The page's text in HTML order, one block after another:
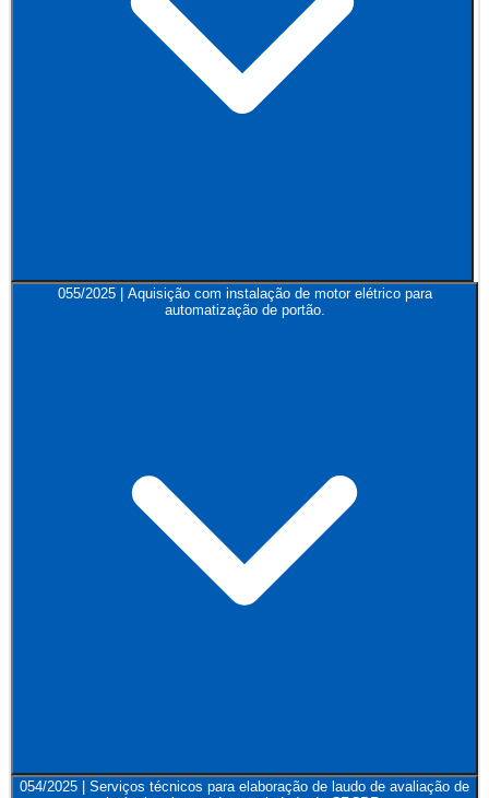
055/2025 | Aquisição com instalação de motor elétrico para
automatização de portão.
054/2025 | Serviços técnicos para elaboração de laudo de avaliação de